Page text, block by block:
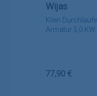
Klein
Armatur 5,0
Wijas
Regulärer Preis:
77,90 €